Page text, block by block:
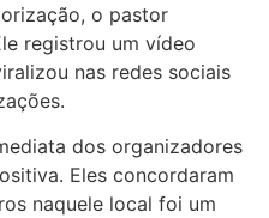
o pastor
registrou um vídeo
nas redes sociais
dos organizadores
Eles concordaram
naquele local foi um